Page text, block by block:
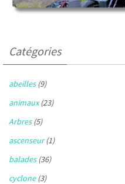
Catégories
abeilles(9)
animaux(23)
Arbres(5)
ascenseur(1)
balades(36)
cyclone(3)